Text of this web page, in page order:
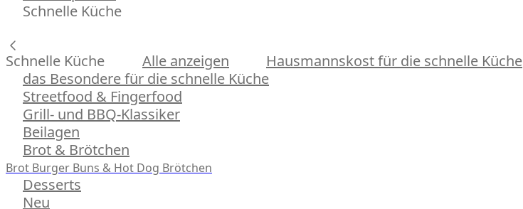
Schnelle Küche
Schnelle Küche Alle anzeigen
Hausmannskost für die schnelle Küche
das Besondere für die schnelle Küche
Streetfood & Fingerfood
Grill- und BBQ-Klassiker
Beilagen
Brot & Brötchen
Brot Burger Buns & Hot Dog Brötchen
Desserts
Neu